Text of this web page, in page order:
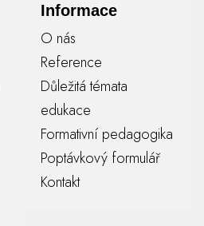
Informace
O nás
Reference
Důležitá témata
edukace
Formativní pedagogika
Poptávkový formulář
Kontakt